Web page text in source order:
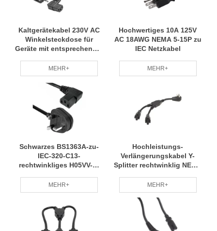
Kaltgerätekabel 230V AC
Winkelsteckdose für
Geräte mit entsprechender
MEHR+
Hochwertiges 10A 125V
AC 18AWG NEMA 5-15P zu
IEC Netzkabel
MEHR+
Schwarzes BS1363A-zu-
IEC-320-C13-
rechtwinkliges H05VV-F-
MEHR+
Hochleistungs-
Verlängerungskabel Y-
Splitter rechtwinklig NEMA
MEHR+